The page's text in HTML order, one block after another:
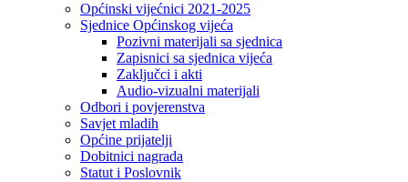
Općinski vijećnici 2021-2025
Sjednice Općinskog vijeća
Pozivni materijali sa sjednica
Zapisnici sa sjednica vijeća
Zaključci i akti
Audio-vizualni materijali
Odbori i povjerenstva
Savjet mladih
Općine prijatelji
Dobitnici nagrada
Statut i Poslovnik